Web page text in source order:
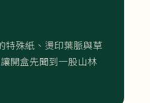
特殊紙、燙印葉脈與草
開盒先聞到一股山林